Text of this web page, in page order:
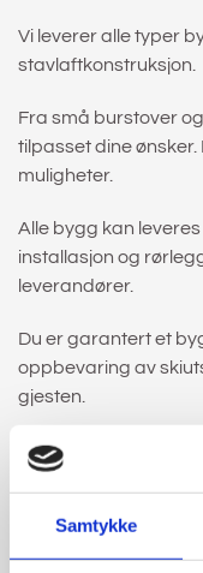
Samtykke
Vi leverer alle typer
stavlaftkonstruksjon.
Fra små burstover
tilpasset dine
muligheter.
Alle bygg kan
installasjon og
leverandører.
Du er garantert et
oppbevaring av
gjesten.
Oppbevaring
Gjestehytte